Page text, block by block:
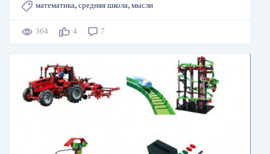
математика, средняя школа, мысли
364 4 7